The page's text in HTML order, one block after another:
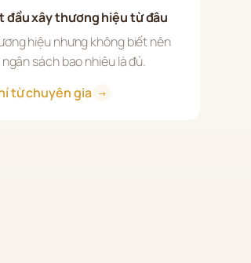
đầu xây thương hiệu từ đâu
hiệu nhưng không biết nên
sách bao nhiêu là đủ.
từ chuyên gia
→